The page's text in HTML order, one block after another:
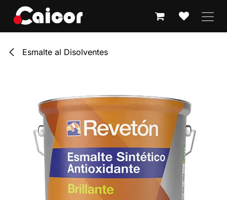
Esmalte al Disolventes